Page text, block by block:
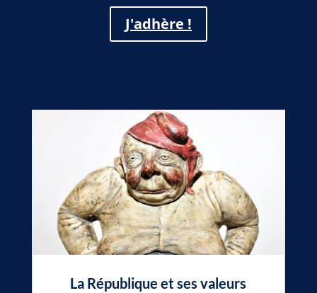
J'adhère !
La République et ses valeurs